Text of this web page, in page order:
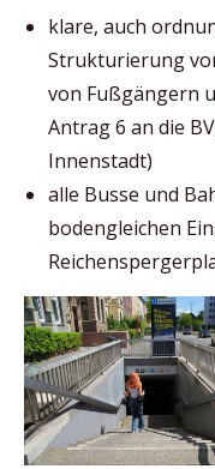
klare, auch
Strukturierung
von Fußgängern
Antrag 6 an die
Innenstadt)
alle Busse und
bodengleichen